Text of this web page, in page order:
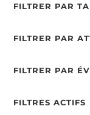
FILTRER PAR
FILTRER PAR
FILTRER PAR
FILTRES ACTIFS